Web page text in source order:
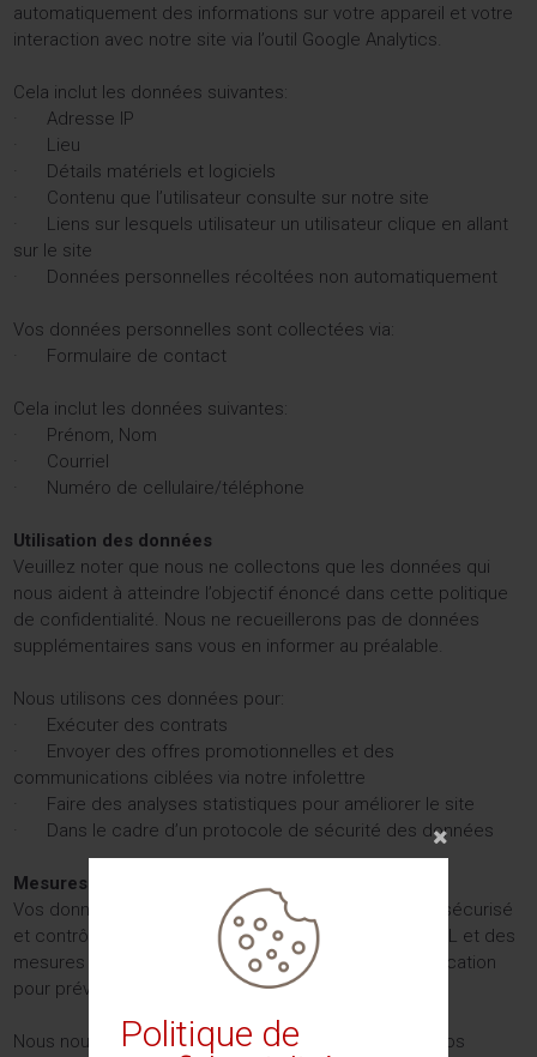
Politique de
automatiquement des informations sur votre appareil et votre
interaction avec notre site via l’outil Google Analytics.
Cela inclut les données suivantes:
· Adresse IP
· Lieu
· Détails matériels et logiciels
· Contenu que l’utilisateur consulte sur notre site
· Liens sur lesquels utilisateur un utilisateur clique en allant
sur le site
· Données personnelles récoltées non automatiquement
Vos données personnelles sont collectées via:
· Formulaire de contact
Cela inclut les données suivantes:
· Prénom, Nom
· Courriel
· Numéro de cellulaire/téléphone
Utilisation des données
Veuillez noter que nous ne collectons que les données qui
nous aident à atteindre l’objectif énoncé dans cette politique
de confidentialité. Nous ne recueillerons pas de données
supplémentaires sans vous en informer au préalable.
Nous utilisons ces données pour:
· Exécuter des contrats
· Envoyer des offres promotionnelles et des
communications ciblées via notre infolettre
· Faire des analyses statistiques pour améliorer le site
· Dans le cadre d’un protocole de sécurité des données
Mesures de sécurité
Vos données sont stockées dans un environnement sécurisé
et contrôlé. espacepme.ca utilise des protocoles SSL et des
mesures de sécurité robustes avec double authentification
pour prévenir tout accès non autorisé.
Nous nous engageons à ne pas vendre ou partager vos